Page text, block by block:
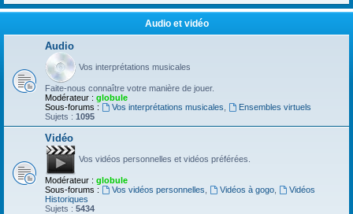
Audio et vidéo
Audio
Vos interprétations musicales
Faite-nous connaître votre manière de jouer.
Modérateur : globule
Sous-forums :
Vos interprétations musicales
Ensembles virtuels
Sujets : 1095
Vidéo
Vos vidéos personnelles et vidéos préférées.
Modérateur : globule
Sous-forums :
Vos vidéos personnelles Vidéos à gogo,
Vidéos
Historiques
Sujets : 5434